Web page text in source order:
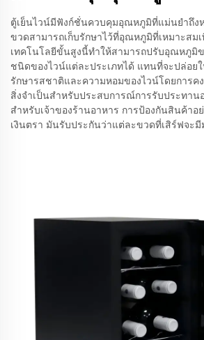
ตู้เย็นไวน์มีฟังก์ชั่นควบคุมอุณหภูมิที่แม่นยำถึง
ขวดสามารถเก็บรักษาไว้ที่อุณหภูมิที่เหมาะสม
เทคโนโลยีขั้นสูงนี้ทำให้สามารถปรับอุณหภูมิข
ชนิดของไวน์แต่ละประเภทได้ แทนที่จะปล่อย
รักษารสชาติและความหอมของไวน์โดยการค
สิ่งจำเป็นสำหรับประสบการณ์การรับประทาน
สำหรับเจ้าของร้านอาหาร การป้องกันสินค้าอ
เงินตรา มันรับประกันว่าแต่ละขวดที่เสิร์ฟจะ